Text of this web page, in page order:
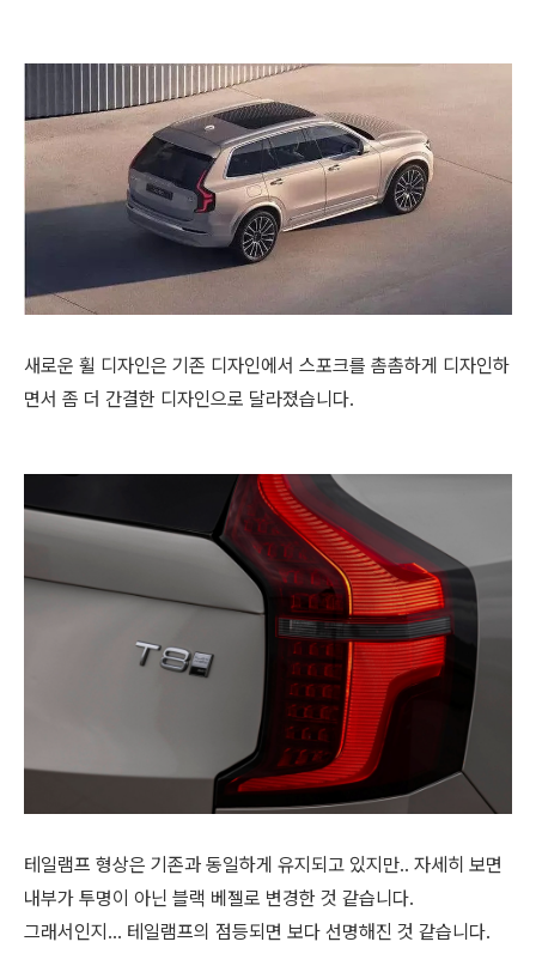
새로운 휠 디자인은 기존 디자인에서 스포크를 촘촘하게 디자인하
면서 좀 더 간결한 디자인으로 달라졌습니다.
테일램프 형상은 기존과 동일하게 유지되고 있지만.. 자세히 보면
내부가 투명이 아닌 블랙 베젤로 변경한 것 같습니다.
그래서인지... 테일램프의 점등되면 보다 선명해진 것 같습니다.